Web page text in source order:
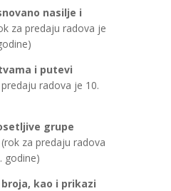
nasilje i
za predaju radova je
i putevi
radova je 10.
grupe
(rok za predaju radova
godine)
kao i prikazi